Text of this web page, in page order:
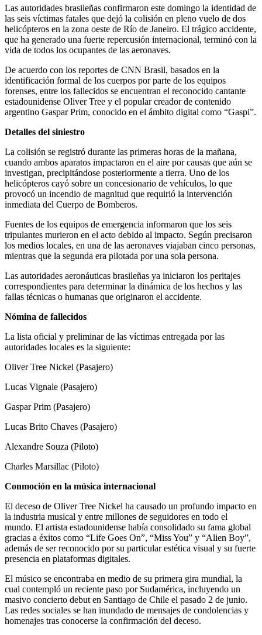
Las autoridades brasileñas confirmaron este domingo la identidad de
las seis víctimas fatales que dejó la colisión en pleno vuelo de dos
helicópteros en la zona oeste de Río de Janeiro. El trágico accidente,
que ha generado una fuerte repercusión internacional, terminó con la
vida de todos los ocupantes de las aeronaves.
De acuerdo con los reportes de CNN Brasil, basados en la
identificación formal de los cuerpos por parte de los equipos
forenses, entre los fallecidos se encuentran el reconocido cantante
estadounidense Oliver Tree y el popular creador de contenido
argentino Gaspar Prim, conocido en el ámbito digital como “Gaspi”.
Detalles del siniestro
La colisión se registró durante las primeras horas de la mañana,
cuando ambos aparatos impactaron en el aire por causas que aún se
investigan, precipitándose posteriormente a tierra. Uno de los
helicópteros cayó sobre un concesionario de vehículos, lo que
provocó un incendio de magnitud que requirió la intervención
inmediata del Cuerpo de Bomberos.
Fuentes de los equipos de emergencia informaron que los seis
tripulantes murieron en el acto debido al impacto. Según precisaron
los medios locales, en una de las aeronaves viajaban cinco personas,
mientras que la segunda era pilotada por una sola persona.
Las autoridades aeronáuticas brasileñas ya iniciaron los peritajes
correspondientes para determinar la dinámica de los hechos y las
fallas técnicas o humanas que originaron el accidente.
Nómina de fallecidos
La lista oficial y preliminar de las víctimas entregada por las
autoridades locales es la siguiente:
Oliver Tree Nickel (Pasajero)
Lucas Vignale (Pasajero)
Gaspar Prim (Pasajero)
Lucas Brito Chaves (Pasajero)
Alexandre Souza (Piloto)
Charles Marsillac (Piloto)
Conmoción en la música internacional
El deceso de Oliver Tree Nickel ha causado un profundo impacto en
la industria musical y entre millones de seguidores en todo el
mundo. El artista estadounidense había consolidado su fama global
gracias a éxitos como “Life Goes On”, “Miss You” y “Alien Boy”,
además de ser reconocido por su particular estética visual y su fuerte
presencia en plataformas digitales.
El músico se encontraba en medio de su primera gira mundial, la
cual contempló un reciente paso por Sudamérica, incluyendo un
masivo concierto debut en Santiago de Chile el pasado 2 de junio.
Las redes sociales se han inundado de mensajes de condolencias y
homenajes tras conocerse la confirmación del deceso.